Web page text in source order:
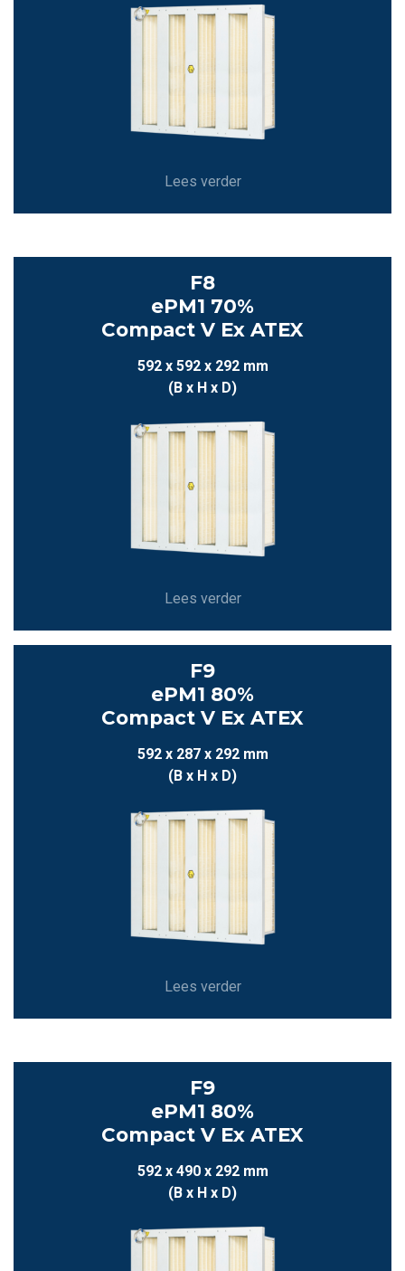
Lees verder
F8
ePM1 70%
Compact V Ex ATEX
592 x 592 x 292 mm
(B x H x D)
Lees verder
F9
ePM1 80%
Compact V Ex ATEX
592 x 287 x 292 mm
(B x H x D)
Lees verder
F9
ePM1 80%
Compact V Ex ATEX
592 x 490 x 292 mm
(B x H x D)